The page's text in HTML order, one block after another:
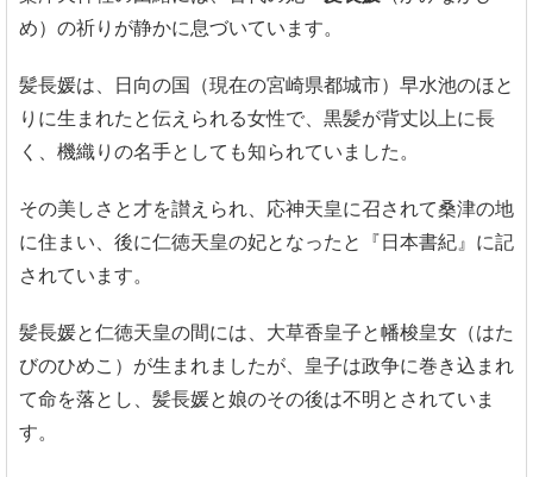
め）の祈りが静かに息づいています。
髪長媛は、日向の国（現在の宮崎県都城市）早水池のほと
りに生まれたと伝えられる女性で、黒髪が背丈以上に長
く、機織りの名手としても知られていました。
その美しさと才を讃えられ、応神天皇に召されて桑津の地
に住まい、後に仁徳天皇の妃となったと『日本書紀』に記
されています。
髪長媛と仁徳天皇の間には、大草香皇子と幡梭皇女（はた
びのひめこ）が生まれましたが、皇子は政争に巻き込まれ
て命を落とし、髪長媛と娘のその後は不明とされていま
す。